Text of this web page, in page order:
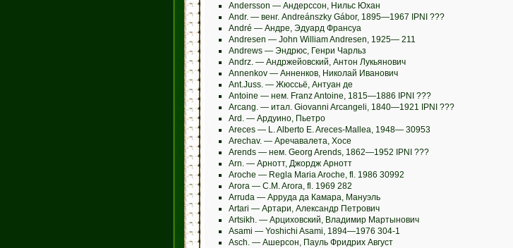
Andersson — Андерссон, Нильс Юхан
Andr. — венг. Andreánszky Gábor, 1895—1967 IPNI ???
André — Андре, Эдуард Франсуа
Andresen — John William Andresen, 1925— 211
Andrews — Эндрюс, Генри Чарльз
Andrz. — Андржейовский, Антон Лукьянович
Annenkov — Анненков, Николай Иванович
Ant.Juss. — Жюссьё, Антуан де
Antoine — нем. Franz Antoine, 1815—1886 IPNI ???
Arcang. — итал. Giovanni Arcangeli, 1840—1921 IPNI ???
Ard. — Ардуино, Пьетро
Areces — L. Alberto E. Areces-Mallea, 1948— 30953
Arechav. — Аречавалета, Хосе
Arends — нем. Georg Arends, 1862—1952 IPNI ???
Arn. — Арнотт, Джордж Арнотт
Aroche — Regla Maria Aroche, fl. 1986 30992
Arora — C.M. Arora, fl. 1969 282
Arruda — Арруда да Камара, Мануэль
Artari — Артари, Александр Петрович
Artsikh. — Арциховский, Владимир Мартынович
Asami — Yoshichi Asami, 1894—1976 304-1
Asch. — Ашерсон, Пауль Фридрих Август